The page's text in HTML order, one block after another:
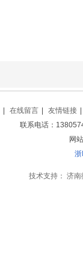
在线留言 友情链接
联系电话：
网
技术支持： 济南